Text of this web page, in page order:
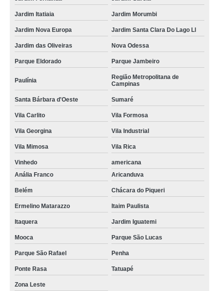
Jardim Itatiaia Jardim Morumbi
Jardim Nova Europa Jardim Santa Clara Do Lago Ll
Jardim das Oliveiras Nova Odessa
Parque Eldorado Parque Jambeiro
Paulínia
Região Metropolitana de
Campinas
Santa Bárbara d'Oeste Sumaré
Vila Carlito Vila Formosa
Vila Georgina Vila Industrial
Vila Mimosa Vila Rica
Vinhedo
americana
Anália Franco
Aricanduva
Belém Chácara do Piqueri
Ermelino Matarazzo Itaim Paulista
Itaquera Jardim Iguatemi
Mooca Parque São Lucas
Parque São Rafael Penha
Ponte Rasa Tatuapé
Zona Leste